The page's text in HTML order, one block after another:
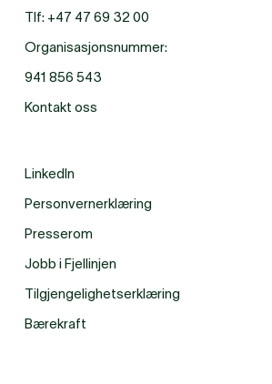
Tlf: +47 47 69 32 00
Organisasjonsnummer:
941 856 543
Kontakt oss
LinkedIn
Personvernerklæring
Presserom
Jobb i Fjellinjen
Tilgjengelighetserklæring
Bærekraft